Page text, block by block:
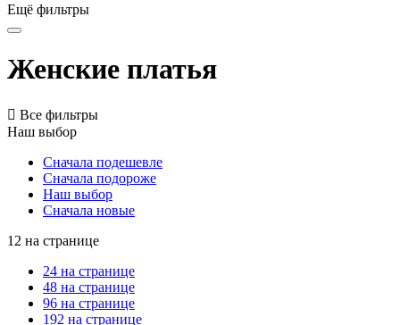
Ещё фильтры
Женские платья
 Все фильтры
Наш выбор
Сначала подешевле
Сначала подороже
Наш выбор
Сначала новые
12 на странице
24 на странице
48 на странице
96 на странице
192 на странице